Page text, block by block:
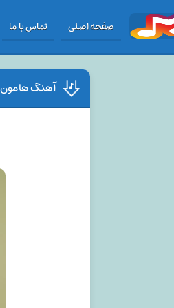
صفحه اصلی تماس با ما
آهنگ هامون